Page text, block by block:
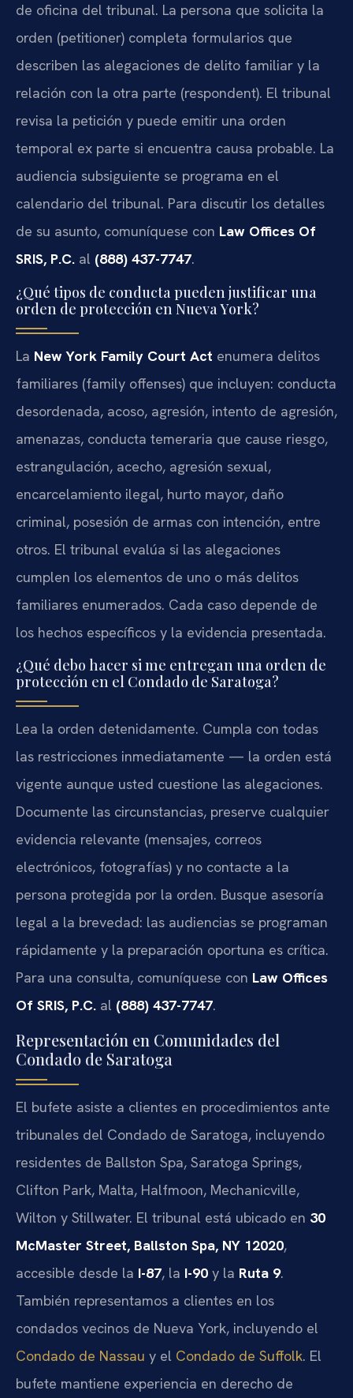
de oficina del tribunal. La persona que solicita la
orden (petitioner) completa formularios que
describen las alegaciones de delito familiar y la
relación con la otra parte (respondent). El tribunal
revisa la petición y puede emitir una orden
temporal ex parte si encuentra causa probable. La
audiencia subsiguiente se programa en el
calendario del tribunal. Para discutir los detalles
de su asunto, comuníquese con Law Offices Of
SRIS, P.C. al (888) 437-7747.
¿Qué tipos de conducta pueden justificar una
orden de protección en Nueva York?
La New York Family Court Act enumera delitos
familiares (family offenses) que incluyen: conducta
desordenada, acoso, agresión, intento de agresión,
amenazas, conducta temeraria que cause riesgo,
estrangulación, acecho, agresión sexual,
encarcelamiento ilegal, hurto mayor, daño
criminal, posesión de armas con intención, entre
otros. El tribunal evalúa si las alegaciones
cumplen los elementos de uno o más delitos
familiares enumerados. Cada caso depende de
los hechos específicos y la evidencia presentada.
¿Qué debo hacer si me entregan una orden de
protección en el Condado de Saratoga?
Lea la orden detenidamente. Cumpla con todas
las restricciones inmediatamente — la orden está
vigente aunque usted cuestione las alegaciones.
Documente las circunstancias, preserve cualquier
evidencia relevante (mensajes, correos
electrónicos, fotografías) y no contacte a la
persona protegida por la orden. Busque asesoría
legal a la brevedad: las audiencias se programan
rápidamente y la preparación oportuna es crítica.
Para una consulta, comuníquese con Law Offices
Of SRIS, P.C. al (888) 437-7747.
Representación en Comunidades del
Condado de Saratoga
El bufete asiste a clientes en procedimientos ante
tribunales del Condado de Saratoga, incluyendo
residentes de Ballston Spa, Saratoga Springs,
Clifton Park, Malta, Halfmoon, Mechanicville,
Wilton y Stillwater. El tribunal está ubicado en 30
McMaster Street, Ballston Spa, NY 12020,
accesible desde la I-87, la I-90 y la Ruta 9.
También representamos a clientes en los
condados vecinos de Nueva York, incluyendo el
Condado de Nassau y el Condado de Suffolk. El
bufete mantiene experiencia en derecho de